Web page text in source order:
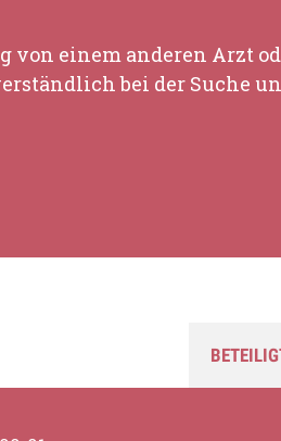
von einem anderen Arzt
bei der Suche